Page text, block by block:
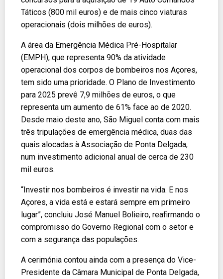
Táticos (800 mil euros) e de mais cinco viaturas
operacionais (dois milhões de euros).
A área da Emergência Médica Pré-Hospitalar
(EMPH), que representa 90% da atividade
operacional dos corpos de bombeiros nos Açores,
tem sido uma prioridade. O Plano de Investimento
para 2025 prevê 7,9 milhões de euros, o que
representa um aumento de 61% face ao de 2020.
Desde maio deste ano, São Miguel conta com mais
três tripulações de emergência médica, duas das
quais alocadas à Associação de Ponta Delgada,
num investimento adicional anual de cerca de 230
mil euros.
“Investir nos bombeiros é investir na vida. E nos
Açores, a vida está e estará sempre em primeiro
lugar”, concluiu José Manuel Bolieiro, reafirmando o
compromisso do Governo Regional com o setor e
com a segurança das populações.
A cerimónia contou ainda com a presença do Vice-
Presidente da Câmara Municipal de Ponta Delgada,